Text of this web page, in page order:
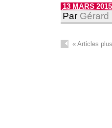
13 MARS
Par Gérard
«Articles